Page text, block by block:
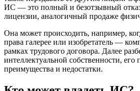
ИС — это полный и безотзывный
лицензии, аналогичный продаже
Она может происходить, например,
права галерее или изобретатель —
рамках трудового договора. Далее
интеллектуальной собственности, его
преимущества и недостатки.